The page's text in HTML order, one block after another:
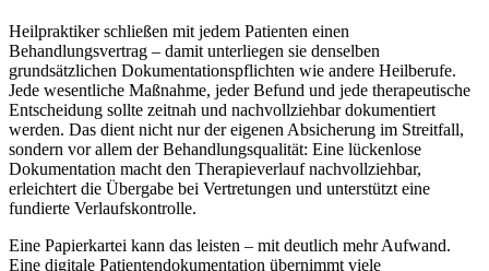
Heilpraktiker schließen mit jedem Patienten einen
Behandlungsvertrag – damit unterliegen sie denselben
grundsätzlichen Dokumentationspflichten wie andere Heilberufe.
Jede wesentliche Maßnahme, jeder Befund und jede therapeutische
Entscheidung sollte zeitnah und nachvollziehbar dokumentiert
werden. Das dient nicht nur der eigenen Absicherung im Streitfall,
sondern vor allem der Behandlungsqualität: Eine lückenlose
Dokumentation macht den Therapieverlauf nachvollziehbar,
erleichtert die Übergabe bei Vertretungen und unterstützt eine
fundierte Verlaufskontrolle.
Eine Papierkartei kann das leisten – mit deutlich mehr Aufwand.
Eine digitale Patientendokumentation übernimmt viele